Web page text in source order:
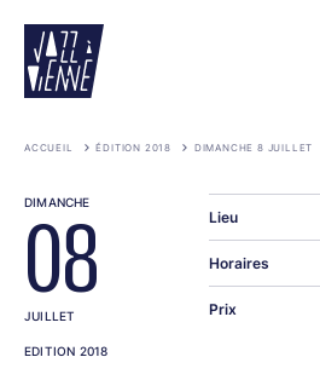
contenu
principal
ACCUEIL ÉDITION 2018 DIMANCHE 8 JUILLET
DIMANCHE
08
JUILLET
EDITION 2018
Lieu
Horaires
Prix